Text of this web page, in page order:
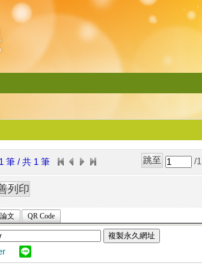
導
筆 / 共 1 筆 /1
文 QR Code
複製永久網址